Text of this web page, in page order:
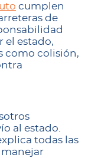
cumplen
de
el estado,
como colisión,
al estado.
todas las
manejar